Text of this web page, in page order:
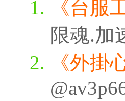
《台服
限魂.加
《外掛